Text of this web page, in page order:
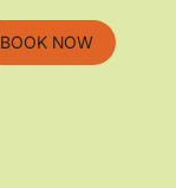
BOOK NOW